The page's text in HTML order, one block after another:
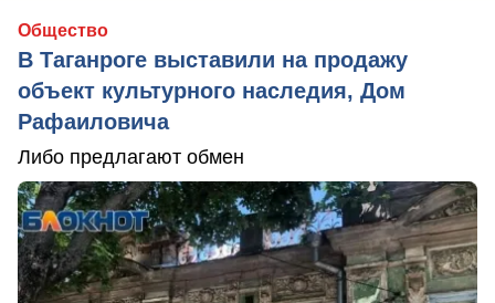
Общество
В Таганроге выставили на продажу
объект культурного наследия, Дом
Рафаиловича
Либо предлагают обмен